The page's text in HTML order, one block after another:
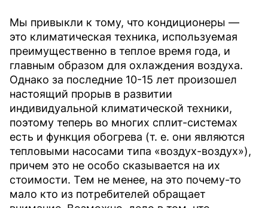
Мы привыкли к тому, что кондиционеры —
это климатическая техника, используемая
преимущественно в теплое время года, и
главным образом для охлаждения воздуха.
Однако за последние 10-15 лет произошел
настоящий прорыв в развитии
индивидуальной климатической техники,
поэтому теперь во многих сплит-системах
есть и функция обогрева (т. е. они являются
тепловыми насосами типа «воздух-воздух»),
причем это не особо сказывается на их
стоимости. Тем не менее, на это почему-то
мало кто из потребителей обращает